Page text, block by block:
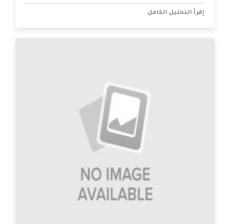
إقرأ التحليل الكامل